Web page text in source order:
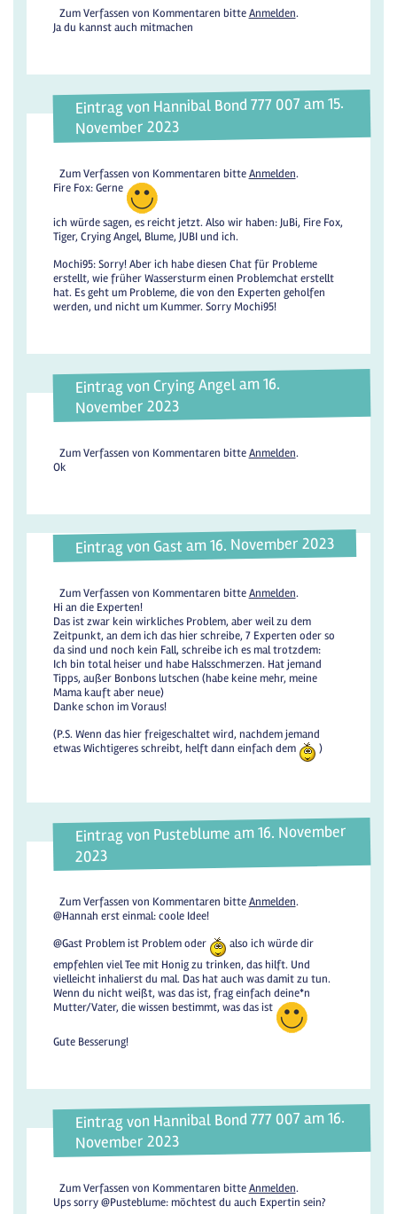
Zum Verfassen von Kommentaren bitteAnmelden.
Ja du kannst auch mitmachen
Eintrag von Hannibal Bond 777 007 am 15.
November 2023
Zum Verfassen von Kommentaren bitteAnmelden.
Fire Fox: Gerne
ich würde sagen, es reicht jetzt. Also wir haben: JuBi, Fire Fox,
Tiger, Crying Angel, Blume, JUBI und ich.
Mochi95: Sorry! Aber ich habe diesen Chat für Probleme
erstellt, wie früher Wassersturm einen Problemchat erstellt
hat. Es geht um Probleme, die von den Experten geholfen
werden, und nicht um Kummer. Sorry Mochi95!
Eintrag von Crying Angel am 16.
November 2023
Zum Verfassen von Kommentaren bitteAnmelden.
Ok
Eintrag von Gast am 16. November 2023
Zum Verfassen von Kommentaren bitteAnmelden.
Hi an die Experten!
Das ist zwar kein wirkliches Problem, aber weil zu dem
Zeitpunkt, an dem ich das hier schreibe, 7 Experten oder so
da sind und noch kein Fall, schreibe ich es mal trotzdem:
Ich bin total heiser und habe Halsschmerzen. Hat jemand
Tipps, außer Bonbons lutschen (habe keine mehr, meine
Mama kauft aber neue)
Danke schon im Voraus!
(P.S. Wenn das hier freigeschaltet wird, nachdem jemand
etwas Wichtigeres schreibt, helft dann einfach dem
)
Eintrag von Pusteblume am 16. November
2023
Zum Verfassen von Kommentaren bitteAnmelden.
@Hannah erst einmal: coole Idee!
@Gast Problem ist Problem oder
also ich würde dir
empfehlen viel Tee mit Honig zu trinken, das hilft. Und
vielleicht inhalierst du mal. Das hat auch was damit zu tun.
Wenn du nicht weißt, was das ist, frag einfach deine*n
Mutter/Vater, die wissen bestimmt, was das ist
Gute Besserung!
Eintrag von Hannibal Bond 777 007 am 16.
November 2023
Zum Verfassen von Kommentaren bitteAnmelden.
Ups sorry @Pusteblume: möchtest du auch Expertin sein?